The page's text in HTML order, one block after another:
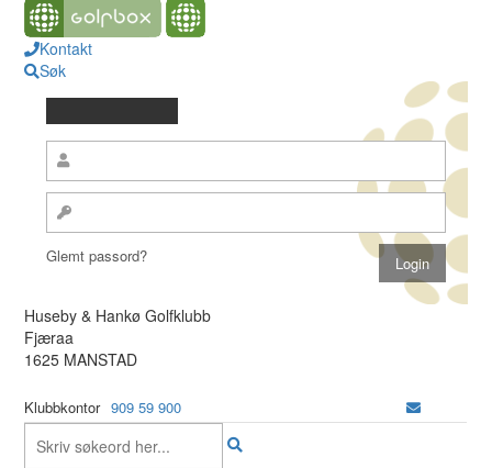
Kontakt
Søk
Glemt passord?
Huseby & Hankø Golfklubb
Fjæraa
1625 MANSTAD
Klubbkontor 909 59 900